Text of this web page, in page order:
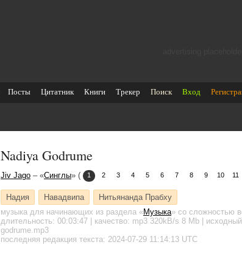
Посты Цитатник Книги Трекер Поиск Вход
Nadiya Godrume
Jiv Jago – «Синглы» ( 1 2 3 4 5 6 7 8 9 10 11
Надия Навадвипа
Нитьянанда Прабху
музыка для начинающих из раздела «Музыка» со сложностью
длительность: 00:03:47 | качество: mp3 320kB/s 8 Mb |
godrume.mp3
последняя редакция текста: 2024-07-29 11:14:13 UTC